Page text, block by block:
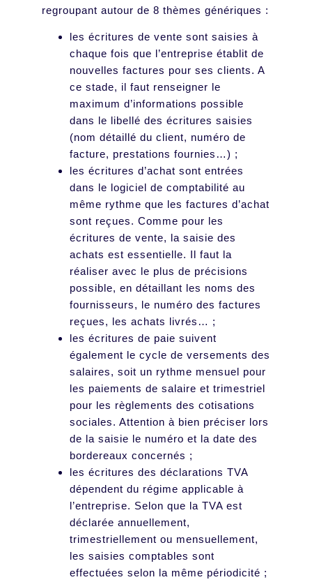
regroupant autour de 8 thèmes génériques :
les écritures de vente sont saisies à
chaque fois que l’entreprise établit de
nouvelles factures pour ses clients. A
ce stade, il faut renseigner le
maximum d’informations possible
dans le libellé des écritures saisies
(nom détaillé du client, numéro de
facture, prestations fournies…) ;
les écritures d’achat sont entrées
dans le logiciel de comptabilité au
même rythme que les factures d’achat
sont reçues. Comme pour les
écritures de vente, la saisie des
achats est essentielle. Il faut la
réaliser avec le plus de précisions
possible, en détaillant les noms des
fournisseurs, le numéro des factures
reçues, les achats livrés… ;
les écritures de paie suivent
également le cycle de versements des
salaires, soit un rythme mensuel pour
les paiements de salaire et trimestriel
pour les règlements des cotisations
sociales. Attention à bien préciser lors
de la saisie le numéro et la date des
bordereaux concernés ;
les écritures des déclarations TVA
dépendent du régime applicable à
l’entreprise. Selon que la TVA est
déclarée annuellement,
trimestriellement ou mensuellement,
les saisies comptables sont
effectuées selon la même périodicité ;